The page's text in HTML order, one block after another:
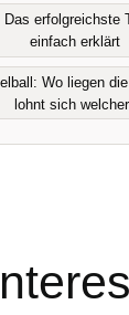
erfolgreichste
einfach erklärt
Wo liegen
lohnt sich